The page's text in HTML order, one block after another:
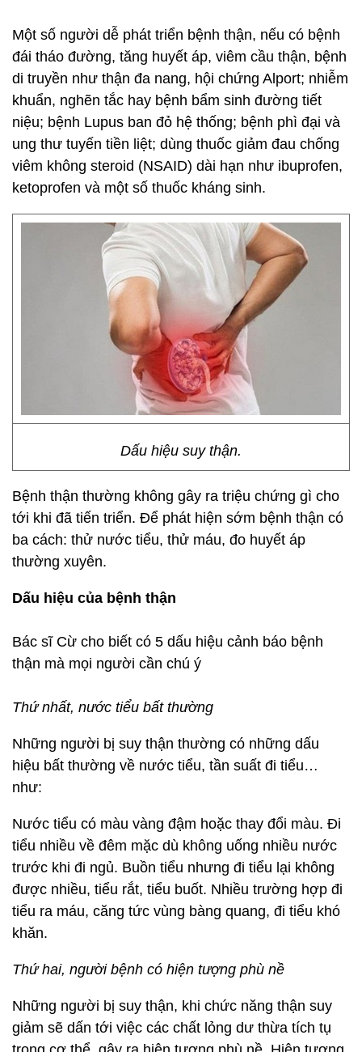
Một số người dễ phát triển bệnh thận, nếu có bệnh
đái tháo đường, tăng huyết áp, viêm cầu thận, bệnh
di truyền như thận đa nang, hội chứng Alport; nhiễm
khuẩn, nghẽn tắc hay bệnh bẩm sinh đường tiết
niệu; bệnh Lupus ban đỏ hệ thống; bệnh phì đại và
ung thư tuyến tiền liệt; dùng thuốc giảm đau chống
viêm không steroid (NSAID) dài hạn như ibuprofen,
ketoprofen và một số thuốc kháng sinh.
Dấu hiệu suy thận.
Bệnh thận thường không gây ra triệu chứng gì cho
tới khi đã tiến triển. Để phát hiện sớm bệnh thận có
ba cách: thử nước tiểu, thử máu, đo huyết áp
thường xuyên.
Dấu hiệu của bệnh thận
Bác sĩ Cừ cho biết có 5 dấu hiệu cảnh báo bệnh
thận mà mọi người cần chú ý
Thứ nhất, nước tiểu bất thường
Những người bị suy thận thường có những dấu
hiệu bất thường về nước tiểu, tần suất đi tiểu…
như:
Nước tiểu có màu vàng đậm hoặc thay đổi màu. Đi
tiểu nhiều về đêm mặc dù không uống nhiều nước
trước khi đi ngủ. Buồn tiểu nhưng đi tiểu lại không
được nhiều, tiểu rắt, tiểu buốt. Nhiều trường hợp đi
tiểu ra máu, căng tức vùng bàng quang, đi tiểu khó
khăn.
Thứ hai, người bệnh có hiện tượng phù nề
Những người bị suy thận, khi chức năng thận suy
giảm sẽ dấn tới việc các chất lỏng dư thừa tích tụ